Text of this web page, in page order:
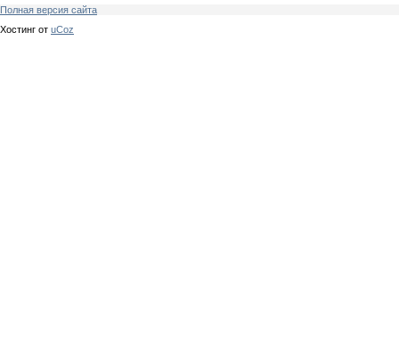
Полная версия сайта
Хостинг от uCoz